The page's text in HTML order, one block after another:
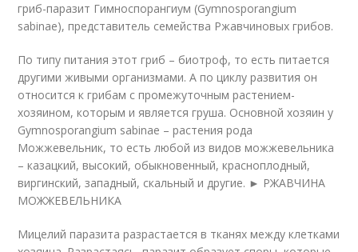
гриб-паразит Гимноспорангиум (Gymnosporangium
sabinae), представитель семейства Ржавчиновых грибов.
По типу питания этот гриб – биотроф, то есть питается
другими живыми организмами. А по циклу развития он
относится к грибам с промежуточным растением-
хозяином, которым и является груша. Основной хозяин у
Gymnosporangium sabinae – растения рода
Можжевельник, то есть любой из видов можжевельника
– казацкий, высокий, обыкновенный, красноплодный,
виргинский, западный, скальный и другие. ► РЖАВЧИНА
МОЖЖЕВЕЛЬНИКА
Мицелий паразита разрастается в тканях между клетками